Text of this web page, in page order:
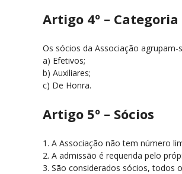
Artigo 4º – Categoria
Os sócios da Associação agrupam-
a) Efetivos;
b) Auxiliares;
c) De Honra.
Artigo 5º – Sócios
1. A Associação não tem número
2. A admissão é requerida pelo
3. São considerados sócios, todos